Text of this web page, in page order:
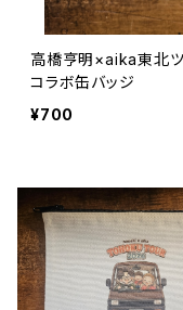
高橋亨明×aika東北
コラボ缶バッジ
¥700